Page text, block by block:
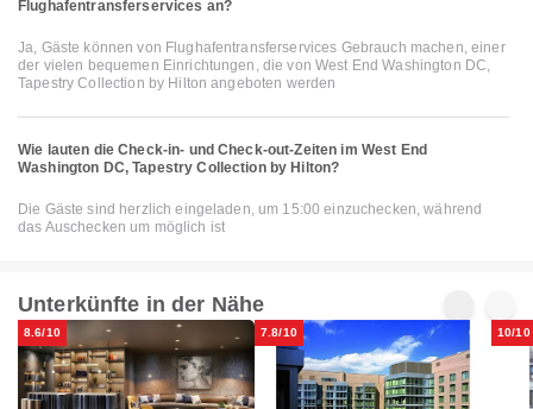
Flughafentransferservices an?
Ja, Gäste können von Flughafentransferservices Gebrauch machen, einer
der vielen bequemen Einrichtungen, die von West End Washington DC,
Tapestry Collection by Hilton angeboten werden
Wie lauten die Check-in- und Check-out-Zeiten im West End
Washington DC, Tapestry Collection by Hilton?
Die Gäste sind herzlich eingeladen, um 15:00 einzuchecken, während
das Auschecken um möglich ist
Unterkünfte in der Nähe
8.6/10 7.8/10 10/10